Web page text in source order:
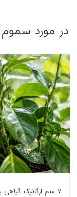
در مورد سموم
۷ سم ارگانیک گیاهی برای مقابله با شته و ...